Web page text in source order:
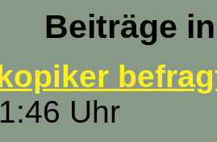
Beiträge
Uhr